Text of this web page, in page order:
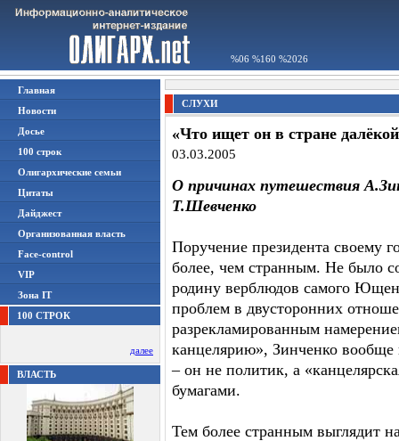
%06 %160 %2026
Главная
Новости
Досье
100 строк
Олигархические семьи
Цитаты
Дайджест
Организованная власть
Face-control
VIP
Зона IT
100 СТРОК
далее
ВЛАСТЬ
СЛУХИ
«Что ищет он в стране
03.03.2005
О причинах путешествия
Т.Шевченко
Поручение президента своему
более, чем странным. Не было
родину верблюдов самого
проблем в двусторонних
разрекламированным
канцелярию», Зинченко вообще
– он не политик, а
бумагами.
Тем более странным выглядит